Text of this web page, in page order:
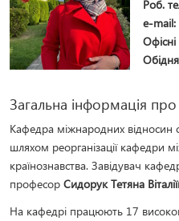
Роб.
e-mail:
Загальна інформація
Кафедра міжнародних відносин
шляхом реорганізації кафедри
країнознавства. Завідувач
професор Сидорук Тетяна
На кафедрі працюють 17